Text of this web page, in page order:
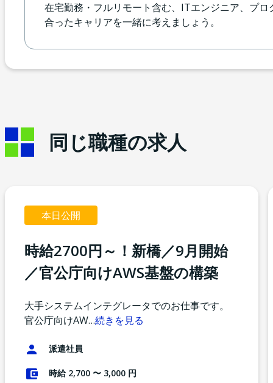
在宅勤務・フルリモート含む、ITエンジニア、プ
合ったキャリアを一緒に考えましょう。
同じ職種の求人
本日公開
時給2700円～！新橋／9月開始
／官公庁向けAWS基盤の構築
大手システムインテグレータでのお仕事です。
官公庁向けAW…続きを見る
派遣社員
時給 2,700 〜 3,000 円